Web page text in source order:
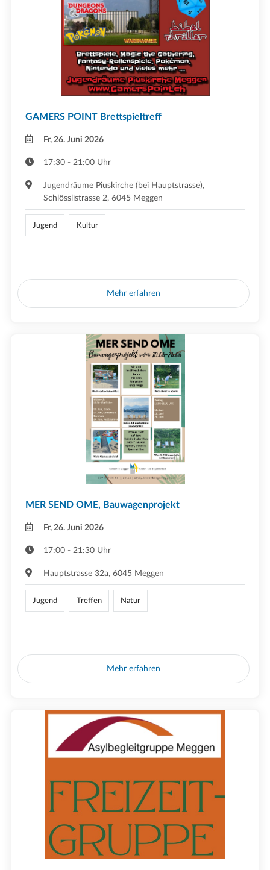
GAMERS POINT Brettspieltreff
Fr, 26. Juni 2026
17:30 - 21:00 Uhr
Jugendräume Piuskirche (bei Hauptstrasse),
Schlösslistrasse 2, 6045 Meggen
Jugend Kultur
Mehr erfahren
MER SEND OME, Bauwagenprojekt
Fr, 26. Juni 2026
17:00 - 21:30 Uhr
Hauptstrasse 32a, 6045 Meggen
Jugend Treffen Natur
Mehr erfahren